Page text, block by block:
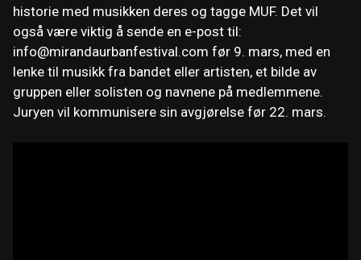
historie med musikken deres og tagge MUF. Det vil
også være viktig å sende en e-post til:
info@mirandaurbanfestival.com før 9. mars, med en
lenke til musikk fra bandet eller artisten, et bilde av
gruppen eller solisten og navnene på medlemmene.
Juryen vil kommunisere sin avgjørelse før 22. mars.